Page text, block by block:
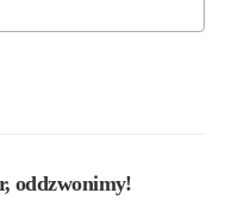
oddzwonimy!